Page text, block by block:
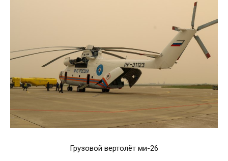
Грузовой вертолёт ми-26